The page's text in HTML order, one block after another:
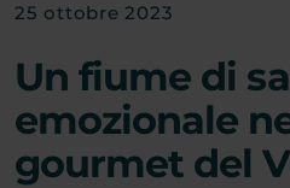
25 ottobre 2023
Un fiume di
emozionale
gourmet del